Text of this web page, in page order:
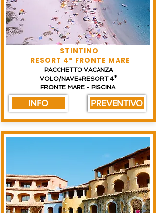
STINTINO
RESORT 4* FRONTE MARE
PACCHETTO VACANZA
VOLO/NAVE+RESORT 4*
FRONTE MARE - PISCINA
INFO PREVENTIVO